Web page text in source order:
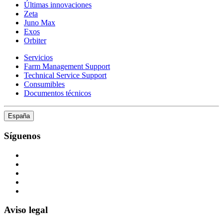
Últimas innovaciones
Zeta
Juno Max
Exos
Orbiter
Servicios
Farm Management Support
Technical Service Support
Consumibles
Documentos técnicos
España
Síguenos
Aviso legal